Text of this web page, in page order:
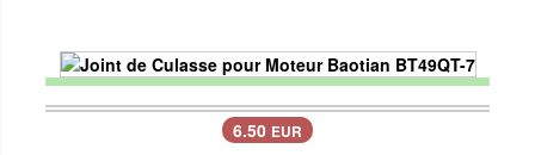
6.50 EUR